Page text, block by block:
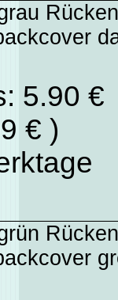
5.90
€ )